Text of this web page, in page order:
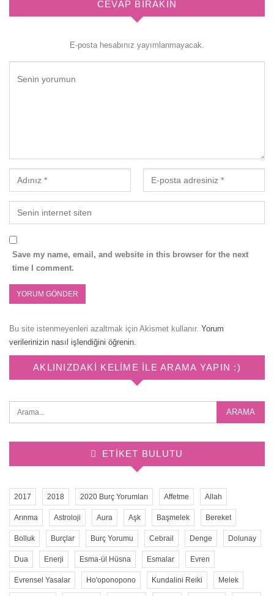
CEVAP BIRAKIN
E-posta hesabınız yayımlanmayacak.
Save my name, email, and website in this browser for the next
time I comment.
Bu site istenmeyenleri azaltmak için Akismet kullanır. Yorum
verilerinizin nasıl işlendiğini öğrenin.
AKLINIZDAKI KELIME ILE ARAMA YAPIN :)
ETIKET BULUTU
2017 2018 2020 Burç Yorumları Affetme Allah
Arınma Astroloji Aura Aşk Başmelek Bereket
Bolluk Burçlar Burç Yorumu Cebrail Denge Dolunay
Dua Enerji Esma-ül Hüsna Esmalar Evren
Evrensel Yasalar Ho'oponopono Kundalini Reiki Melek